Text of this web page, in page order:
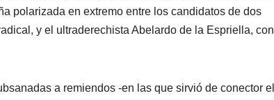
polarizada en extremo entre los candidatos de dos
y el ultraderechista Abelardo de la Espriella, con
a remiendos -en las que sirvió de conector el